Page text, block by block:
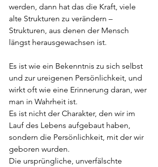
werden, dann hat das die Kraft, viele
alte Strukturen zu verändern –
Strukturen, aus denen der Mensch
längst herausgewachsen ist.
Es ist wie ein Bekenntnis zu sich selbst
und zur ureigenen Persönlichkeit, und
wirkt oft wie eine Erinnerung daran, wer
man in Wahrheit ist.
Es ist nicht der Charakter, den wir im
Lauf des Lebens aufgebaut haben,
sondern die Persönlichkeit, mit der wir
geboren wurden.
Die ursprüngliche, unverfälschte